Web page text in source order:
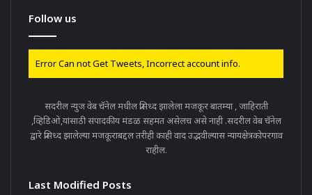
Follow us
Error Can not Get Tweets, Incorrect account info.
सदरील न्युज वेब चॅनेल मधील प्रसिध्द झालेला मजकूर बातम्या , जाहिराती
,व्हिडिओ,यांसाठी संपादकीय मंडळ सहमत असेलच असे नाही .सदरील वेब चॅनेल
द्वारे प्रसिध्द झालेल्या मजकूराबद्दल तरीही काही वाद उद्भवील्यास न्यायक्षेत्रकोपरगाव
राहील.
Last Modified Posts